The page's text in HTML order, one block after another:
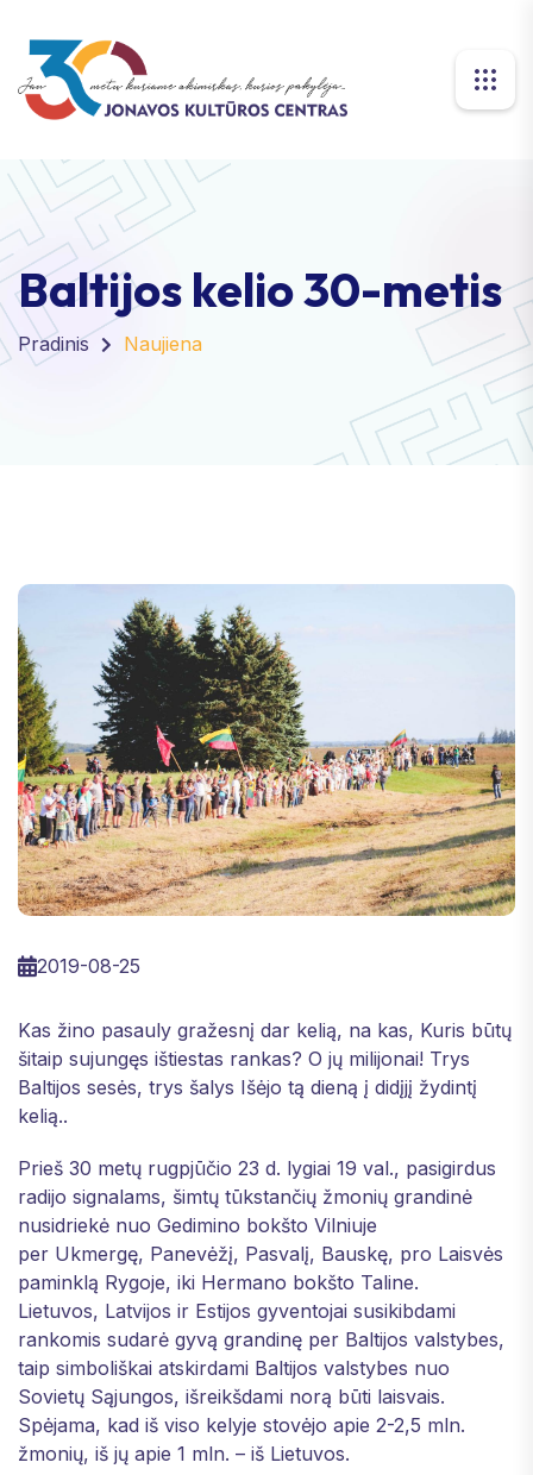
Baltijos kelio 30-metis
Pradinis Naujiena
2019-08-25
Kas žino pasauly gražesnį dar kelią, na kas, Kuris būtų
šitaip sujungęs ištiestas rankas? O jų milijonai! Trys
Baltijos sesės, trys šalys Išėjo tą dieną į didįjį žydintį
kelią..
Prieš 30 metų rugpjūčio 23 d. lygiai 19 val., pasigirdus
radijo signalams, šimtų tūkstančių žmonių grandinė
nusidriekė nuo Gedimino bokšto Vilniuje
per Ukmergę, Panevėžį, Pasvalį, Bauskę, pro Laisvės
paminklą Rygoje, iki Hermano bokšto Taline.
Lietuvos, Latvijos ir Estijos gyventojai susikibdami
rankomis sudarė gyvą grandinę per Baltijos valstybes,
taip simboliškai atskirdami Baltijos valstybes nuo
Sovietų Sąjungos, išreikšdami norą būti laisvais.
Spėjama, kad iš viso kelyje stovėjo apie 2-2,5 mln.
žmonių, iš jų apie 1 mln. – iš Lietuvos.